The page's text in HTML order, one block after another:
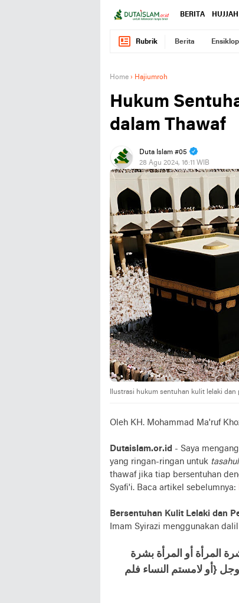
BERITA HUJJAH
Rubrik Berita
Home › Hajiumroh
Hukum
dalam Thawaf
Duta Islam #05
28 Agu 2024, 16:11 WIB
Ilustrasi hukum sentuhan kulit lelaki dan
Oleh KH. Mohammad Ma'ruf
Dutaislam.or.id - Saya
yang ringan-ringan untuk tasahul
thawaf jika tiap bersentuhan
Syafi'i. Baca artikel sebelumnya:
Bersentuhan Kulit Lelaki dan
Imam Syirazi menggunakan
اﻟﻤﺮﺃﺓ ﺃﻭ اﻟﻤﺮﺃﺓ ﺑﺸﺮﺓ
{ﺃﻭ ﻻﻣﺴﺘﻢ اﻟﻨﺴﺎء ﻓﻠﻢ